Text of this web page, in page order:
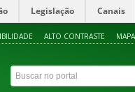
Legislação Canais
ALTO CONTRASTE